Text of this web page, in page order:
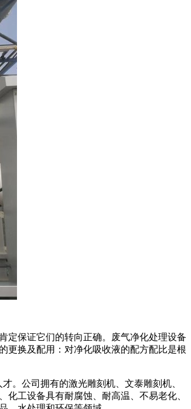
定保证它们的转向正确。废气净化处理设备
更换及配用：对净化吸收液的配方配比是根
公司拥有的激光雕刻机、文泰雕刻机、
工设备具有耐腐蚀、耐高温、不易老化、